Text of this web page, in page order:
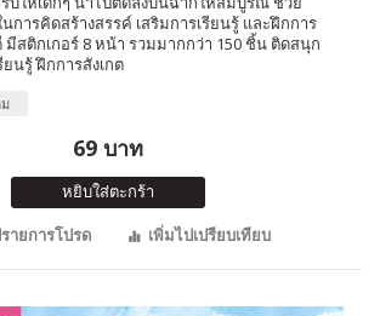
ารคิดสร้างสรรค์ เสริมการเรียนรู้ และฝึกการ
มีสติกเกอร์ 8 หน้า รวมมากกว่า 150 ชิ้น ติดสนุก
ยนรู้ ฝึกการสังเกต
69 บาท
หยิบใส่ตะกร้า
ายการโปรด
เพิ่มไปเปรียบเทียบ